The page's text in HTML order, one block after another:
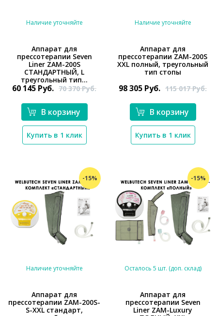
*}
Наличие уточняйте
Аппарат для
прессотерапии Seven
Liner ZAM-200S
СТАНДАРТНЫЙ, L
треугольный тип...
60 145 Руб. 70 370Руб.
В корзину
Купить в 1 клик
*}
Наличие уточняйте
Аппарат для
прессотерапии ZAM-200S
XXL полный, треугольный
тип стопы
98 305 Руб. 115 017Руб.
В корзину
Купить в 1 клик
-15%
*}
Наличие уточняйте
Аппарат для
прессотерапии ZAM-200S-
S-XXL стандарт,
-15%
*}
Осталось 5 шт. (доп. склад)
Аппарат для
прессотерапии Seven
Liner ZAM-Luxury